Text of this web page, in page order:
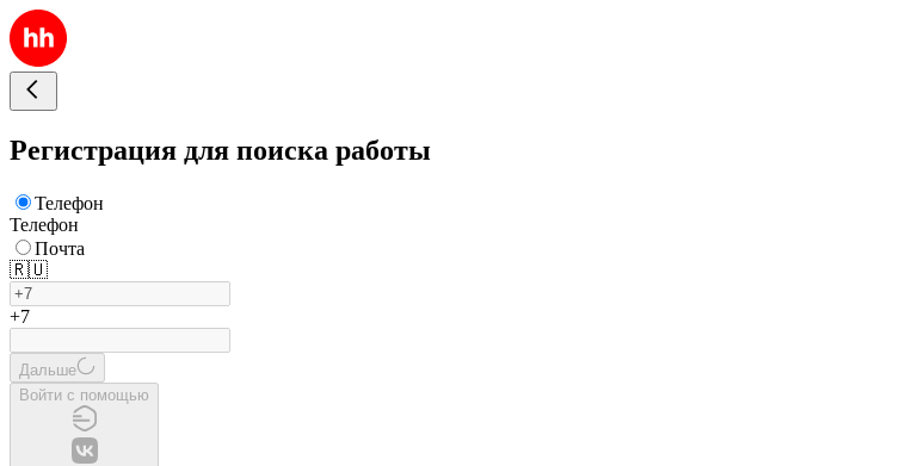
Регистрация для поиска работы
Телефон
Телефон
Почта
🇷🇺
+7
Дальше
Войти с помощью